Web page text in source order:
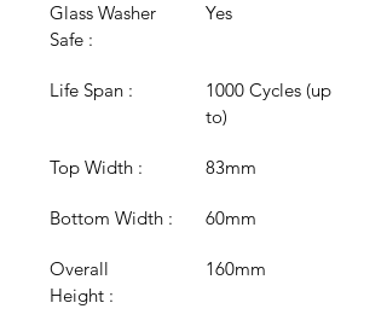
Glass Washer
Safe :
Yes
Life Span :
1000 Cycles (up
to)
Top Width : 83mm
Bottom Width : 60mm
Overall
Height :
160mm